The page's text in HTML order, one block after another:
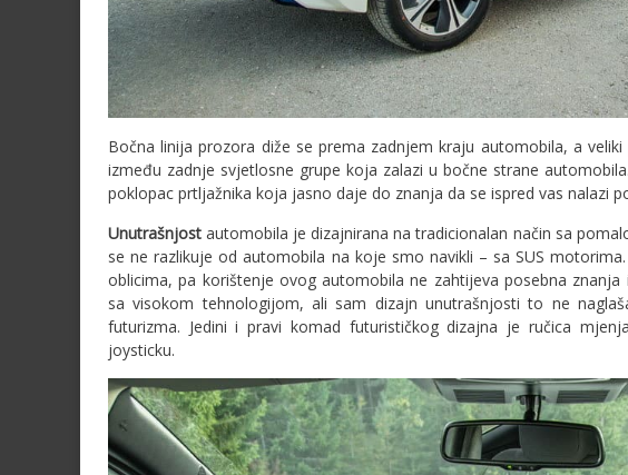
Bočna linija prozora diže se prema zadnjem kraju automobila, a
između zadnje svjetlosne grupe koja zalazi u bočne strane
poklopac prtljažnika koja jasno daje do znanja da se ispred vas nalazi
Unutrašnjost automobila je dizajnirana na tradicionalan način sa
se ne razlikuje od automobila na koje smo navikli – sa SUS
oblicima, pa korištenje ovog automobila ne zahtijeva posebna
sa visokom tehnologijom, ali sam dizajn unutrašnjosti to ne
futurizma. Jedini i pravi komad futurističkog dizajna je ručica
joysticku.